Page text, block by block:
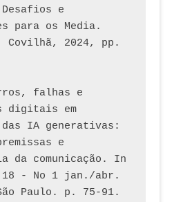
e
para os Media.
Covilhã, 2024, pp.
falhas e
digitais em
IA generativas:
e
da comunicação. In
- No 1 jan./abr.
Paulo. p. 75-91.